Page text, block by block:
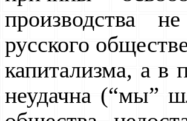
производства
русского
капитализма, а в
неудачна (“мы”